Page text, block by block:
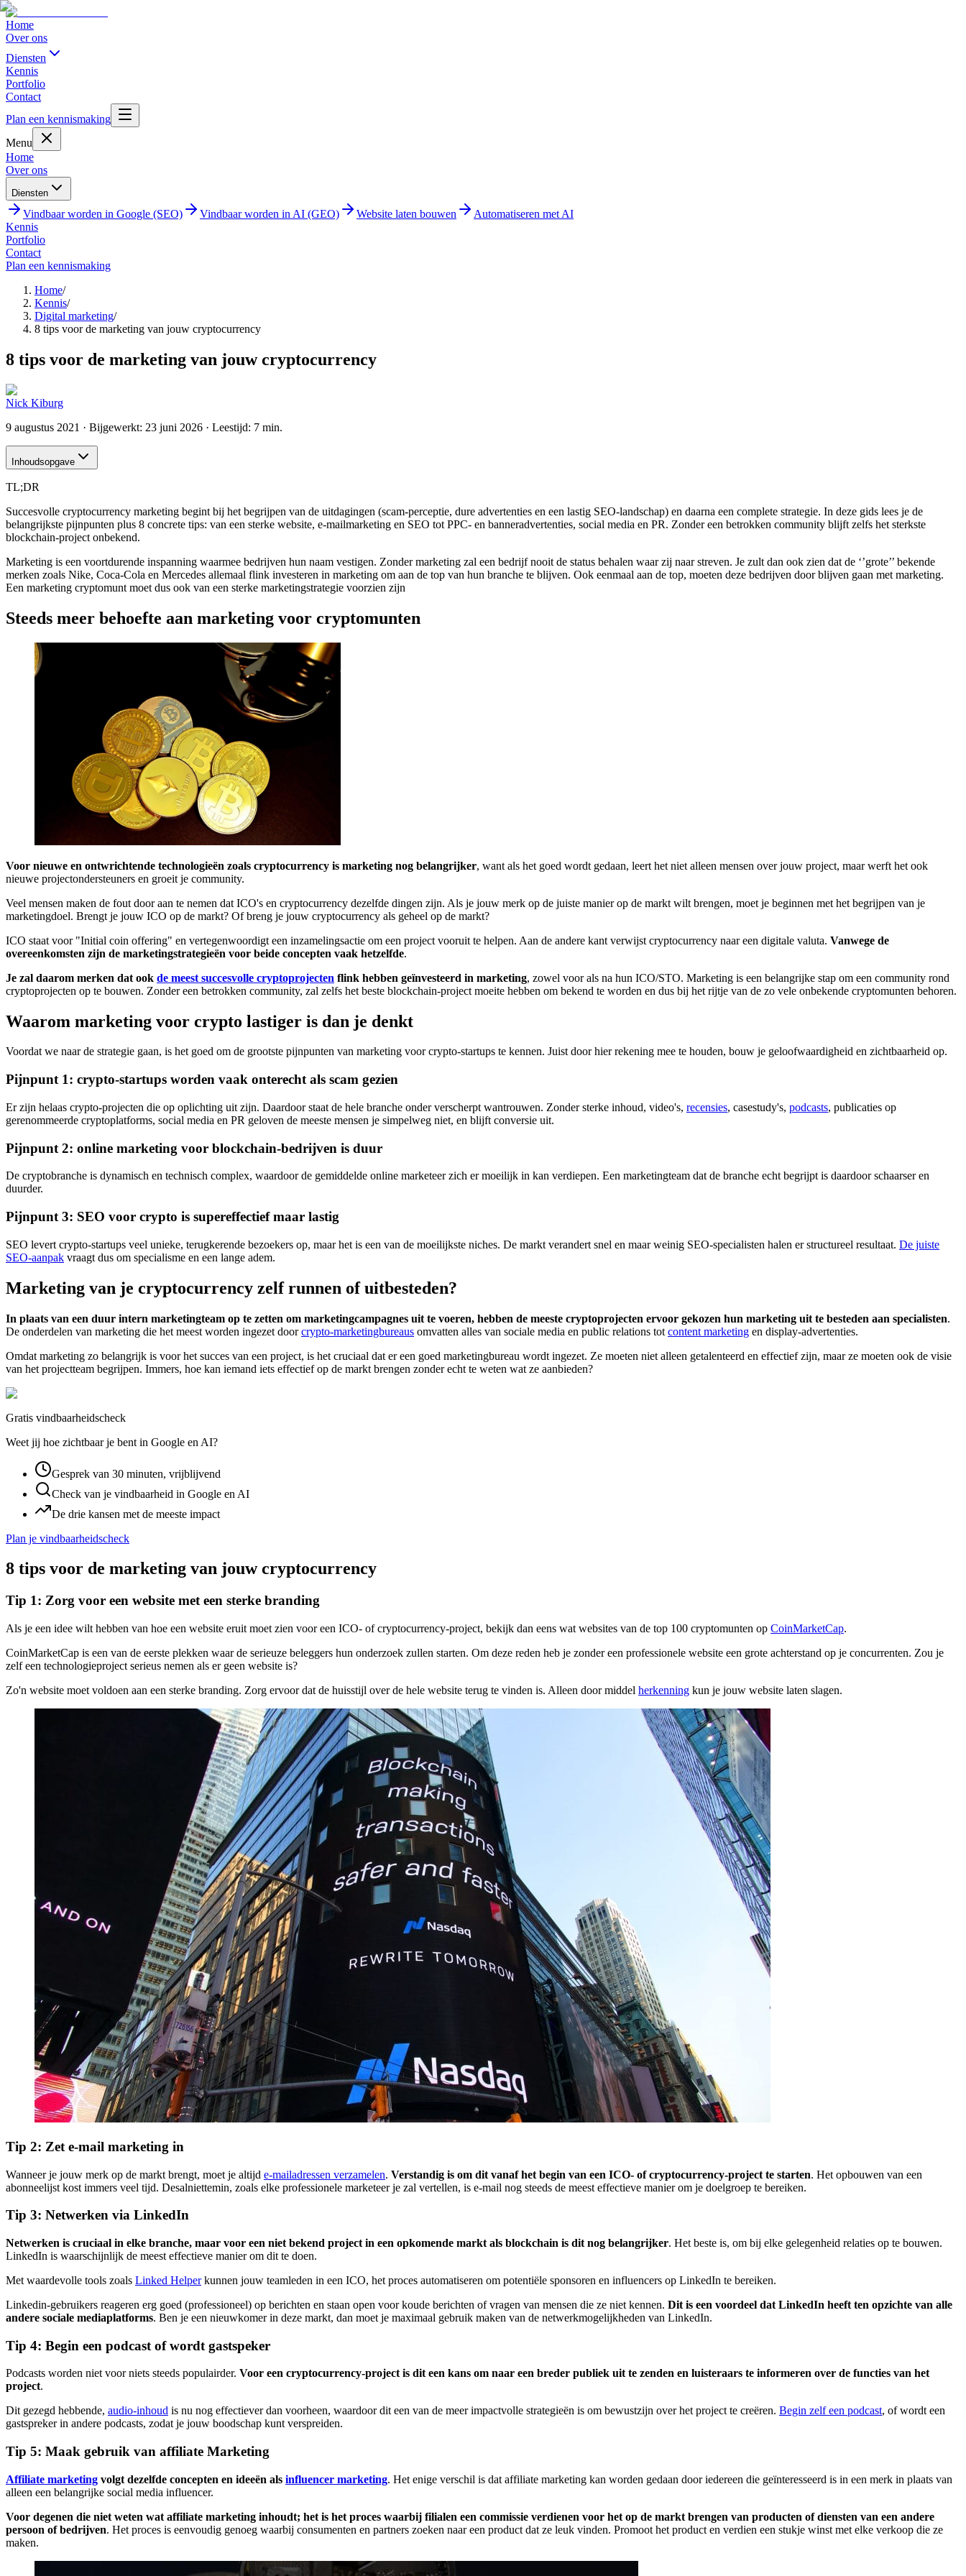
Home
Over ons
Diensten
Kennis
Portfolio
Contact
Plan een kennismaking
Menu
Home
Over ons
Diensten
Vindbaar worden in Google (SEO) Vindbaar worden in AI (GEO) Website laten bouwen
Automatiseren met AI
Kennis
Portfolio
Contact
Plan een kennismaking
Home/
Kennis/
Digital marketing/
8 tips voor de marketing van jouw cryptocurrency
8 tips voor de marketing van jouw cryptocurrency
Nick Kiburg
9 augustus 2021 · Bijgewerkt: 23 juni 2026 · Leestijd: 7 min.
Inhoudsopgave
TL;DR
Succesvolle cryptocurrency marketing begint bij het begrijpen van de uitdagingen (scam-perceptie, dure advertenties en een lastig SEO-landschap) en daarna een complete strategie. In deze gids lees je de
belangrijkste pijnpunten plus 8 concrete tips: van een sterke website, e-mailmarketing en SEO tot PPC- en banneradvertenties, social media en PR. Zonder een betrokken community blijft zelfs het sterkste
blockchain-project onbekend.
Marketing is een voortdurende inspanning waarmee bedrijven hun naam vestigen. Zonder marketing zal een bedrijf nooit de status behalen waar zij naar streven. Je zult dan ook zien dat de ‘’grote’’ bekende
merken zoals Nike, Coca-Cola en Mercedes allemaal flink investeren in marketing om aan de top van hun branche te blijven. Ook eenmaal aan de top, moeten deze bedrijven door blijven gaan met marketing.
Een marketing cryptomunt moet dus ook van een sterke marketingstrategie voorzien zijn
Steeds meer behoefte aan marketing voor cryptomunten
Voor nieuwe en ontwrichtende technologieën zoals cryptocurrency is marketing nog belangrijker, want als het goed wordt gedaan, leert het niet alleen mensen over jouw project, maar werft het ook
nieuwe projectondersteuners en groeit je community.
Veel mensen maken de fout door aan te nemen dat ICO's en cryptocurrency dezelfde dingen zijn. Als je jouw merk op de juiste manier op de markt wilt brengen, moet je beginnen met het begrijpen van je
marketingdoel. Brengt je jouw ICO op de markt? Of breng je jouw cryptocurrency als geheel op de markt?
ICO staat voor "Initial coin offering" en vertegenwoordigt een inzamelingsactie om een ​​project vooruit te helpen. Aan de andere kant verwijst cryptocurrency naar een digitale valuta. Vanwege de
overeenkomsten zijn de marketingstrategieën voor beide concepten vaak hetzelfde.
Je zal daarom merken dat ook de meest succesvolle cryptoprojecten flink hebben geïnvesteerd in marketing, zowel voor als na hun ICO/STO. Marketing is een belangrijke stap om een ​​community rond
cryptoprojecten op te bouwen. Zonder een betrokken community, zal zelfs het beste blockchain-project moeite hebben om bekend te worden en dus bij het rijtje van de zo vele onbekende cryptomunten behoren.
Waarom marketing voor crypto lastiger is dan je denkt
Voordat we naar de strategie gaan, is het goed om de grootste pijnpunten van marketing voor crypto-startups te kennen. Juist door hier rekening mee te houden, bouw je geloofwaardigheid en zichtbaarheid op.
Pijnpunt 1: crypto-startups worden vaak onterecht als scam gezien
Er zijn helaas crypto-projecten die op oplichting uit zijn. Daardoor staat de hele branche onder verscherpt wantrouwen. Zonder sterke inhoud, video's, recensies, casestudy's, podcasts, publicaties op
gerenommeerde cryptoplatforms, social media en PR geloven de meeste mensen je simpelweg niet, en blijft conversie uit.
Pijnpunt 2: online marketing voor blockchain-bedrijven is duur
De cryptobranche is dynamisch en technisch complex, waardoor de gemiddelde online marketeer zich er moeilijk in kan verdiepen. Een marketingteam dat de branche echt begrijpt is daardoor schaarser en
duurder.
Pijnpunt 3: SEO voor crypto is supereffectief maar lastig
SEO levert crypto-startups veel unieke, terugkerende bezoekers op, maar het is een van de moeilijkste niches. De markt verandert snel en maar weinig SEO-specialisten halen er structureel resultaat. De juiste
SEO-aanpak vraagt dus om specialisme en een lange adem.
Marketing van je cryptocurrency zelf runnen of uitbesteden?
In plaats van een duur intern marketingteam op te zetten om marketingcampagnes uit te voeren, hebben de meeste cryptoprojecten ervoor gekozen hun marketing uit te besteden aan specialisten.
De onderdelen van marketing die het meest worden ingezet doorcrypto-marketingbureaus omvatten alles van sociale media en public relations tot content marketing en display-advertenties.
Omdat marketing zo belangrijk is voor het succes van een project, is het cruciaal dat er een goed marketingbureau wordt ingezet. Ze moeten niet alleen getalenteerd en effectief zijn, maar ze moeten ook de visie
van het projectteam begrijpen. Immers, hoe kan iemand iets effectief op de markt brengen zonder echt te weten wat ze aanbieden?
Gratis vindbaarheidscheck
Weet jij hoe zichtbaar je bent in Google en AI?
Gesprek van 30 minuten, vrijblijvend
Check van je vindbaarheid in Google en AI
De drie kansen met de meeste impact
Plan je vindbaarheidscheck
8 tips voor de marketing van jouw cryptocurrency
Tip 1: Zorg voor een website met een sterke branding
Als je een idee wilt hebben van hoe een website eruit moet zien voor een ICO- of cryptocurrency-project, bekijk dan eens wat websites van de top 100 cryptomunten op CoinMarketCap.
CoinMarketCap is een van de eerste plekken waar de serieuze beleggers hun onderzoek zullen starten. Om deze reden heb je zonder een professionele website een grote achterstand op je concurrenten. Zou je
zelf een technologieproject serieus nemen als er geen website is?
Zo'n website moet voldoen aan een sterke branding. Zorg ervoor dat de huisstijl over de hele website terug te vinden is. Alleen door middel herkenning kun je jouw website laten slagen.
Tip 2: Zet e-mail marketing in
Wanneer je jouw merk op de markt brengt, moet je altijd e-mailadressen verzamelen. Verstandig is om dit vanaf het begin van een ICO- of cryptocurrency-project te starten. Het opbouwen van een
abonneelijst kost immers veel tijd. Desalniettemin, zoals elke professionele marketeer je zal vertellen, is e-mail nog steeds de meest effectieve manier om je doelgroep te bereiken.
Tip 3: Netwerken via LinkedIn
Netwerken is cruciaal in elke branche, maar voor een niet bekend project in een opkomende markt als blockchain is dit nog belangrijker. Het beste is, om bij elke gelegenheid relaties op te bouwen.
LinkedIn is waarschijnlijk de meest effectieve manier om dit te doen.
Met waardevolle tools zoals Linked Helperkunnen jouw teamleden in een ICO, het proces automatiseren om potentiële sponsoren en influencers op LinkedIn te bereiken.
Linkedin-gebruikers reageren erg goed (professioneel) op berichten en staan ​​open voor koude berichten of vragen van mensen die ze niet kennen. Dit is een voordeel dat LinkedIn heeft ten opzichte van alle
andere sociale mediaplatforms. Ben je een nieuwkomer in deze markt, dan moet je maximaal gebruik maken van de netwerkmogelijkheden van LinkedIn.
Tip 4: Begin een podcast of wordt gastspeker
Podcasts worden niet voor niets steeds populairder. Voor een cryptocurrency-project is dit een kans om naar een breder publiek uit te zenden en luisteraars te informeren over de functies van het
project.
Dit gezegd hebbende, audio-inhoud is nu nog effectiever dan voorheen, waardoor dit een van de meer impactvolle strategieën is om bewustzijn over het project te creëren. Begin zelf een podcast, of wordt een
gastspreker in andere podcasts, zodat je jouw boodschap kunt verspreiden.
Tip 5: Maak gebruik van affiliate Marketing
Affiliate marketing volgt dezelfde concepten en ideeën als influencer marketing. Het enige verschil is dat affiliate marketing kan worden gedaan door iedereen die geïnteresseerd is in een merk in plaats van
alleen een belangrijke social media influencer.
Voor degenen die niet weten wat affiliate marketing inhoudt; het is het proces waarbij filialen een commissie verdienen voor het op de markt brengen van producten of diensten van een andere
persoon of bedrijven. Het proces is eenvoudig genoeg waarbij consumenten en partners zoeken naar een product dat ze leuk vinden. Promoot het product en verdien een stukje winst met elke verkoop die ze
maken.